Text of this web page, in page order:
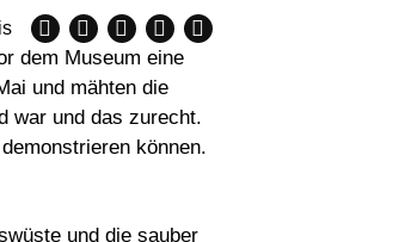
dem Museum eine
und mähten die
war und das zurecht.
können.
und die sauber